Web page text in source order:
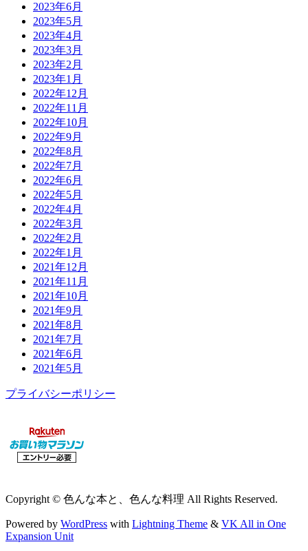
2023年6月
2023年5月
2023年4月
2023年3月
2023年2月
2023年1月
2022年12月
2022年11月
2022年10月
2022年9月
2022年8月
2022年7月
2022年6月
2022年5月
2022年4月
2022年3月
2022年2月
2022年1月
2021年12月
2021年11月
2021年10月
2021年9月
2021年8月
2021年7月
2021年6月
2021年5月
プライバシーポリシー
Copyright © 色んな本と、色んな料理 All Rights Reserved.
Powered by WordPress with Lightning Theme & VK All in One
Expansion Unit